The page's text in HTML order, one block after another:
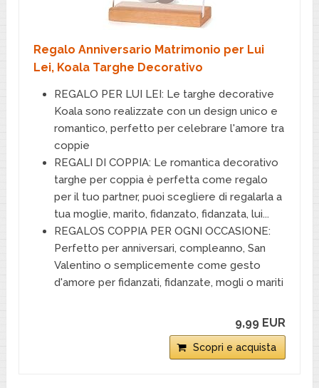
Regalo Anniversario Matrimonio per Lui
Lei, Koala Targhe Decorativo
REGALO PER LUI LEI: Le targhe decorative
Koala sono realizzate con un design unico e
romantico, perfetto per celebrare l'amore tra
coppie
REGALI DI COPPIA: Le romantica decorativo
targhe per coppia è perfetta come regalo
per il tuo partner, puoi scegliere di regalarla a
tua moglie, marito, fidanzato, fidanzata, lui...
REGALOS COPPIA PER OGNI OCCASIONE:
Perfetto per anniversari, compleanno, San
Valentino o semplicemente come gesto
d'amore per fidanzati, fidanzate, mogli o mariti
9,99 EUR
Scopri e acquista